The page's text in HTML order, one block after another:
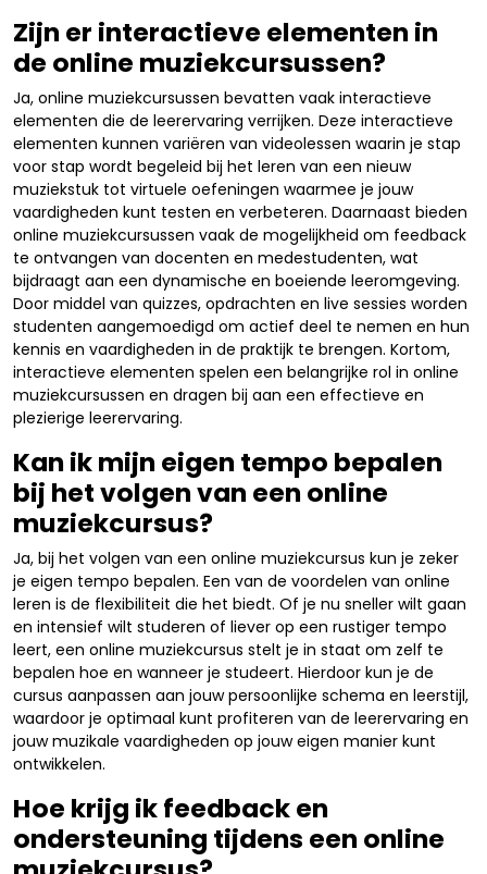
Zijn er interactieve elementen in
de online muziekcursussen?
Ja, online muziekcursussen bevatten vaak interactieve
elementen die de leerervaring verrijken. Deze interactieve
elementen kunnen variëren van videolessen waarin je stap
voor stap wordt begeleid bij het leren van een nieuw
muziekstuk tot virtuele oefeningen waarmee je jouw
vaardigheden kunt testen en verbeteren. Daarnaast bieden
online muziekcursussen vaak de mogelijkheid om feedback
te ontvangen van docenten en medestudenten, wat
bijdraagt aan een dynamische en boeiende leeromgeving.
Door middel van quizzes, opdrachten en live sessies worden
studenten aangemoedigd om actief deel te nemen en hun
kennis en vaardigheden in de praktijk te brengen. Kortom,
interactieve elementen spelen een belangrijke rol in online
muziekcursussen en dragen bij aan een effectieve en
plezierige leerervaring.
Kan ik mijn eigen tempo bepalen
bij het volgen van een online
muziekcursus?
Ja, bij het volgen van een online muziekcursus kun je zeker
je eigen tempo bepalen. Een van de voordelen van online
leren is de flexibiliteit die het biedt. Of je nu sneller wilt gaan
en intensief wilt studeren of liever op een rustiger tempo
leert, een online muziekcursus stelt je in staat om zelf te
bepalen hoe en wanneer je studeert. Hierdoor kun je de
cursus aanpassen aan jouw persoonlijke schema en leerstijl,
waardoor je optimaal kunt profiteren van de leerervaring en
jouw muzikale vaardigheden op jouw eigen manier kunt
ontwikkelen.
Hoe krijg ik feedback en
ondersteuning tijdens een online